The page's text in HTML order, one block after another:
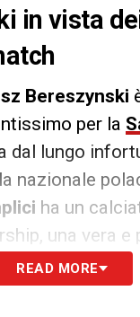
in vista
Bereszynski
per la
dal lungo
nazionale
ha un
una vera e
vista delle
puo’ essere
READ MORE